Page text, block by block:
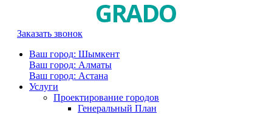
Заказать звонок
Ваш город: Шымкент
Ваш город: Алматы
Ваш город: Астана
Услуги
Проектирование городов
Генеральный План